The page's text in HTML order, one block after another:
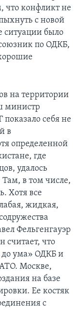
что конфликт не
с новой
ситуации было
по ОДКБ,
на территории
министр
себя не
в
определенной
где
удалось
в том числе,
Хотя все
жидкая,
Фельгенгауэр
считает, что
до ума» ОДКБ и
Москве,
на базе
Ее костяк
с